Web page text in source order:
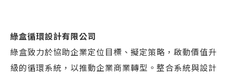
綠盒循環設計有限公司
綠盒致力於協助企業定位目標、擬定策略，啟動價值升
級的循環系統，以推動企業商業轉型。整合系統與設計